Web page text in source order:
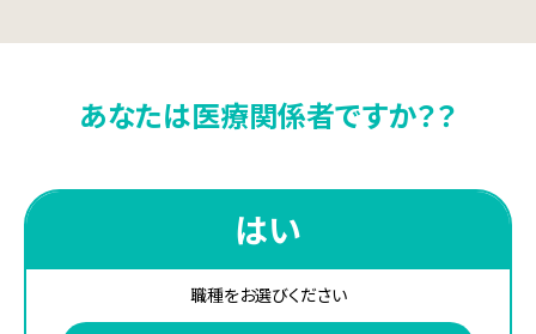
お問い合わせ
あなたは医療関係者ですか？？
はい
職種をお選びください